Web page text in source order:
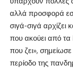
αλλά προσφορά
σιγά-σιγά αρχίζει
που ακούει από
που ζει»,
περίοδο της